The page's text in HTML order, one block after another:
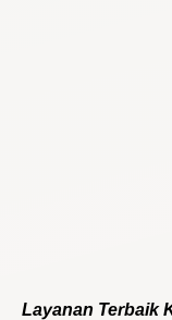
Layanan Terbaik